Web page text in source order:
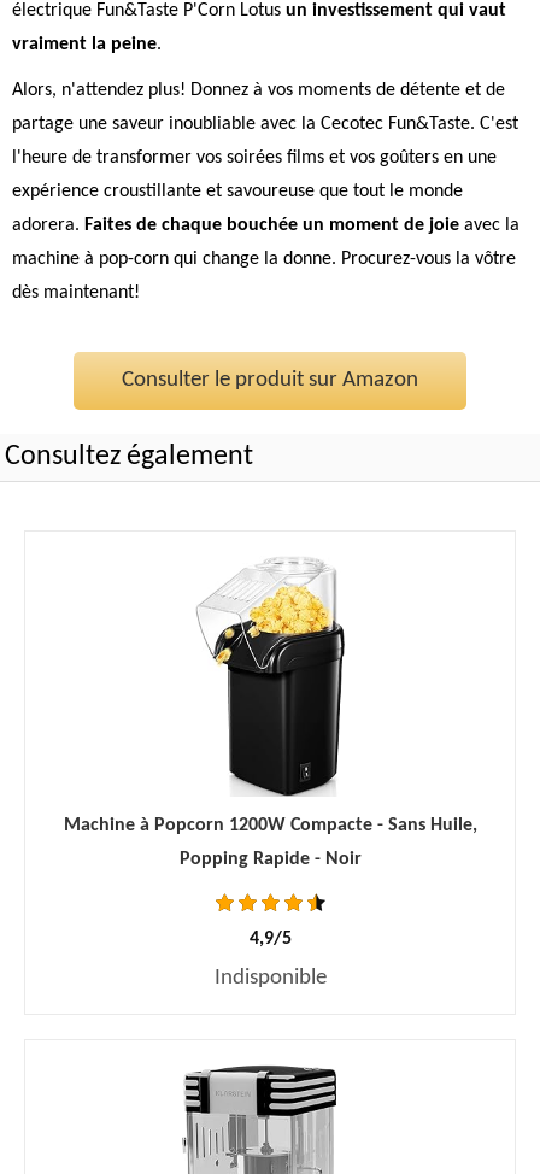
électrique Fun&Taste P'Corn Lotus un investissement qui vaut
vraiment la peine.
Alors, n'attendez plus! Donnez à vos moments de détente et de
partage une saveur inoubliable avec la Cecotec Fun&Taste. C'est
l'heure de transformer vos soirées films et vos goûters en une
expérience croustillante et savoureuse que tout le monde
adorera. Faites de chaque bouchée un moment de joie avec la
machine à pop-corn qui change la donne. Procurez-vous la vôtre
dès maintenant!
Consulter le produit sur Amazon
Consultez également
Machine à Popcorn 1200W Compacte - Sans Huile,
Popping Rapide - Noir
4,9/5
Indisponible